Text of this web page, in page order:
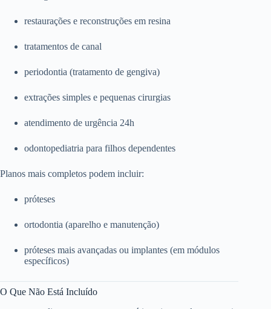
restaurações e reconstruções em resina
tratamentos de canal
periodontia (tratamento de gengiva)
extrações simples e pequenas cirurgias
atendimento de urgência 24h
odontopediatria para filhos dependentes
Planos mais completos podem incluir:
próteses
ortodontia (aparelho e manutenção)
próteses mais avançadas ou implantes (em módulos
específicos)
O Que Não Está Incluído